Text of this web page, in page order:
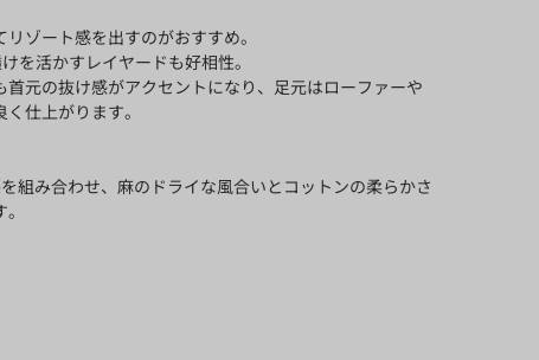
ゾート感を出すのがおすすめ。
を活かすレイヤードも好相性。
元の抜け感がアクセントになり、足元はローファーや
仕上がります。
組み合わせ、麻のドライな風合いとコットンの柔らかさ